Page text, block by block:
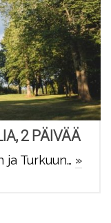
2 PÄIVÄÄ
Turkuun… »